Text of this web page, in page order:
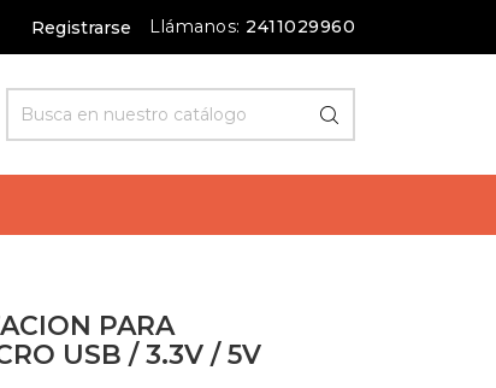
Registrarse Llámanos: 2411029960
PARA
USB / 3.3V / 5V